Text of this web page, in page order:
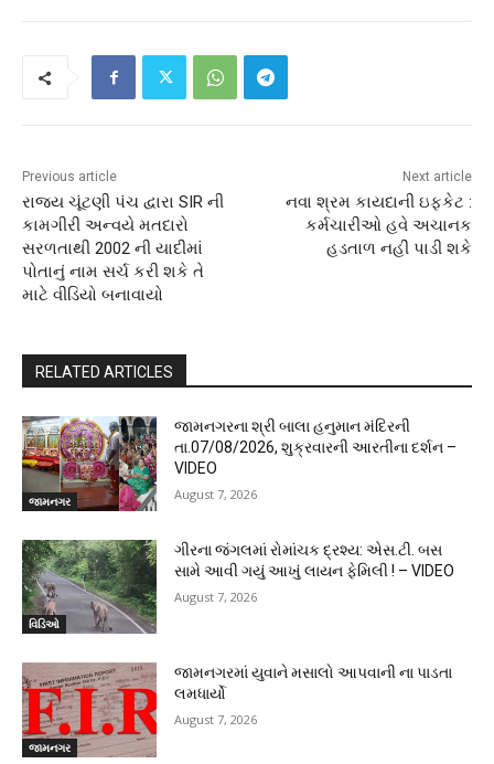
Previous article
રાજ્ય ચૂંટણી પંચ દ્વારા SIR ની
કામગીરી અન્વયે મતદારો
સરળતાથી 2002 ની યાદીમાં
પોતાનું નામ સર્ચ કરી શકે તે
માટે વીડિયો બનાવાયો
Next article
નવા શ્રમ કાયદાની ઇફકેટ :
કર્મચારીઓ હવે અચાનક
હડતાળ નહીં પાડી શકે
RELATED ARTICLES
જામનગર
જામનગરના શ્રી બાલા હનુમાન મંદિરની
તા.07/08/2026, શુક્રવારની આરતીના દર્શન –
VIDEO
August 7, 2026
વિડિઓ
ગીરના જંગલમાં રોમાંચક દ્રશ્ય: એસ.ટી. બસ
સામે આવી ગયું આખું લાયન ફેમિલી ! – VIDEO
August 7, 2026
જામનગર
જામનગરમાં યુવાને મસાલો આપવાની ના પાડતા
લમધાર્યો
August 7, 2026